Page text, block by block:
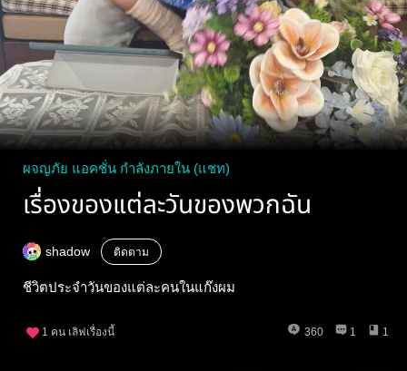
ผจญภัย แอคชั่น กำลังภายใน (แชท)
เรื่องของแต่ละวันของพวกฉัน
shadow ติดตาม
ชีวิตประจำวันของแต่ละคนในแก๊งผม
1 คน เลิฟเรื่องนี้ 360 1 1